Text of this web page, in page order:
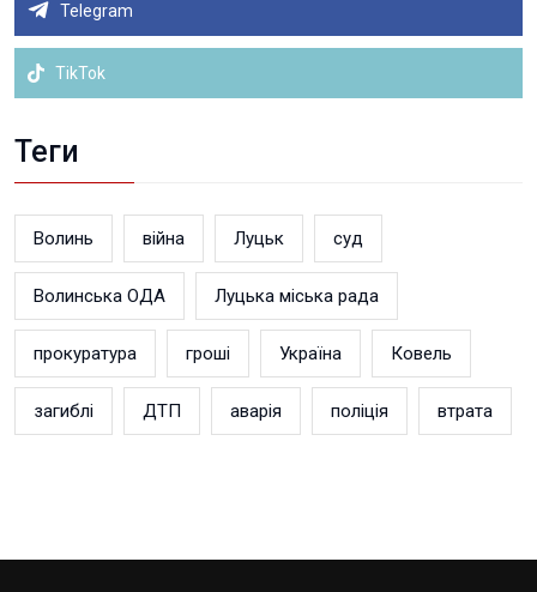
Telegram
TikTok
Теги
Волинь війна Луцьк суд
Волинська ОДА Луцька міська рада
прокуратура гроші Україна Ковель
загиблі ДТП аварія поліція втрата